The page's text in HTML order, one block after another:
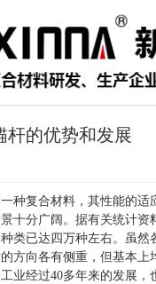
杆的优势和发展
种复合材料，其性能的适
十分广阔。据有关统计资
类已达四万种左右。虽然
方向各有侧重，但基本上
业经过40多年来的发展，